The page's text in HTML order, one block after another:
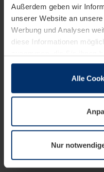
Außerdem geben wir
unserer Website an
Werbung und Analysen
diese Informationen
sie im Rahmen Ihrer
wenn diese für den
notwendig sind. Für alle
wir Ihre Erlaubnis. Ihre
Datenschutzerklärung
widerrufen.
Alle
Nur